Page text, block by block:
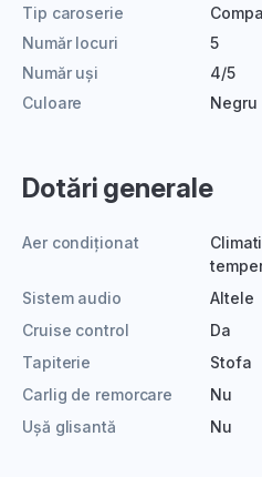
Tip caroserie
Număr locuri
5
Număr uși
4/5
Culoare
Negru
Dotări generale
Aer condiționat
Sistem audio
Altele
Cruise control
Da
Tapiterie
Stofa
Carlig de remorcare
Nu
Ușă glisantă
Nu